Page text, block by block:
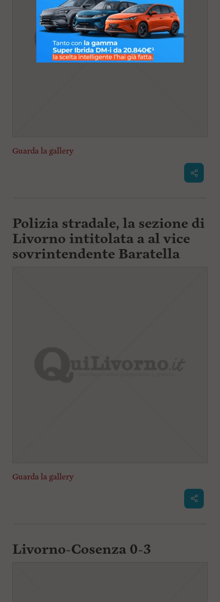
Guarda la gallery
Polizia stradale, la sezione di
Livorno intitolata a al vice
sovrintendente Baratella
Guarda la gallery
Livorno-Cosenza 0-3